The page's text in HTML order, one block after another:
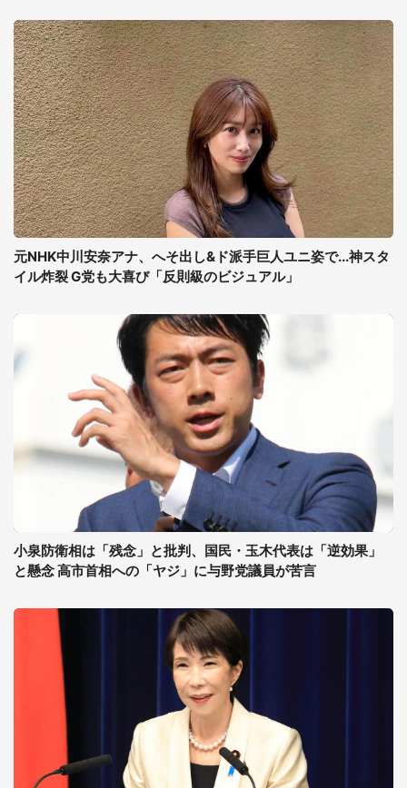
元NHK中川安奈アナ、へそ出し&ド派手巨人ユニ姿で...神スタ
イル炸裂 G党も大喜び「反則級のビジュアル」
小泉防衛相は「残念」と批判、国民・玉木代表は「逆効果」
と懸念 高市首相への「ヤジ」に与野党議員が苦言